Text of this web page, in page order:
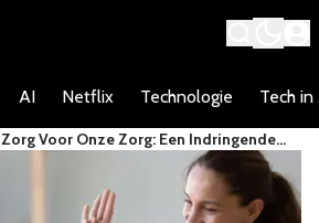
AI Netflix Technologie Tech in
​Zorg Voor Onze Zorg: Een Indringende